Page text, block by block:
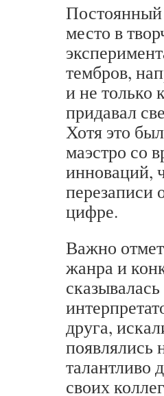
Постоянный
место в
тембров,
и не только
придавал
Хотя это
маэстро со
инноваций,
перезаписи
цифре.
Важно
жанра и
друга,
появлялись
талантливо
своих